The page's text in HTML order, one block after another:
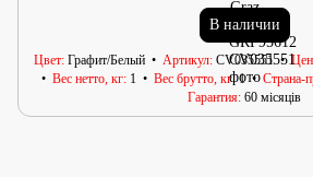
В наличии
Цвет Графит/Белый Артикул CV035551
Вес нетто, кг 1 Вес брутто, кг 1 Страна-
Гарантия 60 місяців